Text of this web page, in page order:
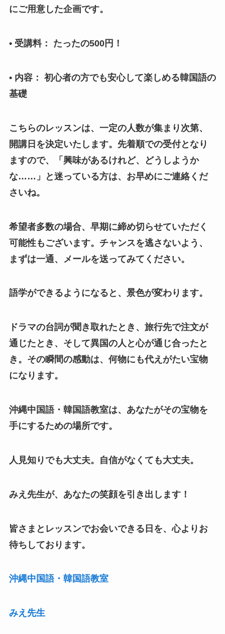
にご用意した企画です。
• 受講料： たったの500円！
• 内容： 初心者の方でも安心して楽しめる韓国語の
基礎
こちらのレッスンは、一定の人数が集まり次第、
開講日を決定いたします。先着順での受付となり
ますので、「興味があるけれど、どうしようか
な……」と迷っている方は、お早めにご連絡くだ
さいね。
希望者多数の場合、早期に締め切らせていただく
可能性もございます。チャンスを逃さないよう、
まずは一通、メールを送ってみてください。
語学ができるようになると、景色が変わります。
ドラマの台詞が聞き取れたとき、旅行先で注文が
通じたとき、そして異国の人と心が通じ合ったと
き。その瞬間の感動は、何物にも代えがたい宝物
になります。
沖縄中国語・韓国語教室は、あなたがその宝物を
手にするための場所です。
人見知りでも大丈夫。自信がなくても大丈夫。
みえ先生が、あなたの笑顔を引き出します！
皆さまとレッスンでお会いできる日を、心よりお
待ちしております。
沖縄中国語・韓国語教室
みえ先生